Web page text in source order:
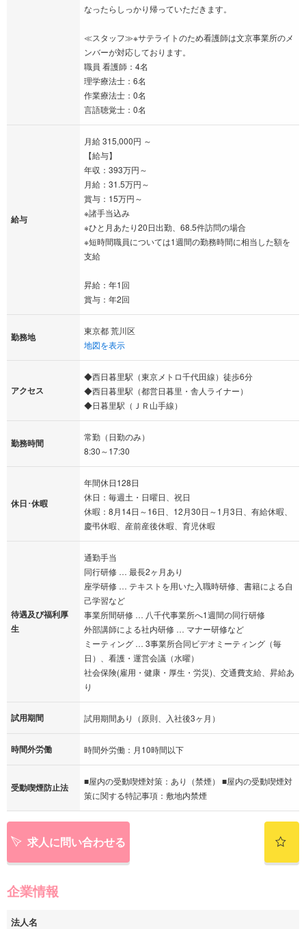
なったらしっかり帰っていただきます。
≪スタッフ≫※サテライトのため看護師は文京事業所のメ
ンバーが対応しております。
職員 看護師：4名
理学療法士：6名
作業療法士：0名
言語聴覚士：0名
給与
月給 315,000円 ～
【給与】
年収：393万円～
月給：31.5万円～
賞与：15万円～
※諸手当込み
※ひと月あたり20日出勤、68.5件訪問の場合
※短時間職員については1週間の勤務時間に相当した額を
支給
昇給：年1回
賞与：年2回
勤務地
東京都 荒川区
地図を表示
アクセス
◆西日暮里駅（東京メトロ千代田線）徒歩6分
◆西日暮里駅（都営日暮里・舎人ライナー）
◆日暮里駅（ＪＲ山手線）
勤務時間
常勤（日勤のみ）
8:30～17:30
休日･休暇
年間休日128日
休日：毎週土・日曜日、祝日
休暇：8月14日～16日、12月30日～1月3日、有給休暇、
慶弔休暇、産前産後休暇、育児休暇
待遇及び福利厚
生
通勤手当
同行研修 … 最長2ヶ月あり
座学研修 … テキストを用いた入職時研修、書籍による自
己学習など
事業所間研修 … 八千代事業所へ1週間の同行研修
外部講師による社内研修 … マナー研修など
ミーティング … 3事業所合同ビデオミーティング（毎
日）、看護・運営会議（水曜）
社会保険(雇用・健康・厚生・労災)、交通費支給、昇給あ
り
試用期間 試用期間あり（原則、入社後3ヶ月）
時間外労働 時間外労働：月10時間以下
受動喫煙防止法
■屋内の受動喫煙対策：あり（禁煙） ■屋内の受動喫煙対
策に関する特記事項：敷地内禁煙
求人に問い合わせる
企業情報
法人名